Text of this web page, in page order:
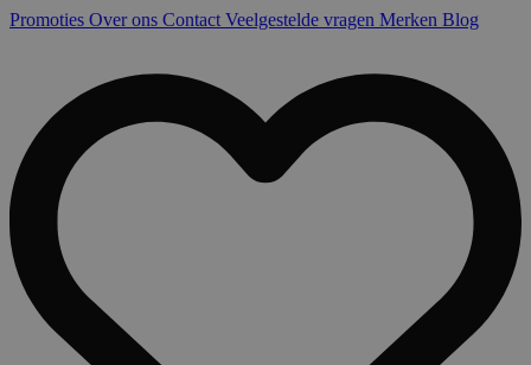
Promoties Over ons Contact Veelgestelde vragen Merken Blog